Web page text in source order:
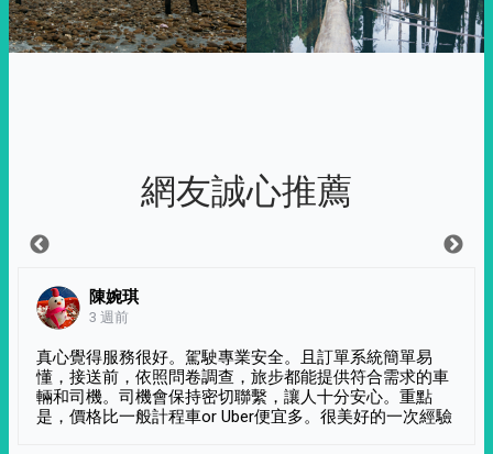
網友誠心推薦
陳婉琪
3 週前
真心覺得服務很好。駕駛專業安全。且訂單系統簡單易
懂，接送前，依照問卷調查，旅步都能提供符合需求的車
輛和司機。司機會保持密切聯繫，讓人十分安心。重點
是，價格比一般計程車or Uber便宜多。很美好的一次經驗